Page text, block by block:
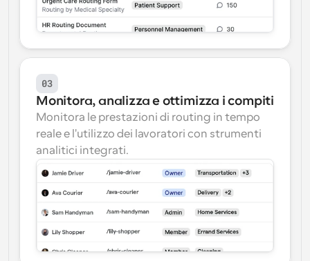
03
Monitora, analizza e ottimizza i compiti
Monitora le prestazioni di routing in tempo
reale e l'utilizzo dei lavoratori con strumenti
analitici integrati.